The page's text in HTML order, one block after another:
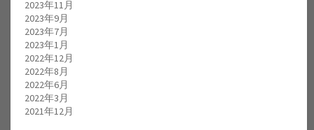
2023年11月
2023年9月
2023年7月
2023年1月
2022年12月
2022年8月
2022年6月
2022年3月
2021年12月